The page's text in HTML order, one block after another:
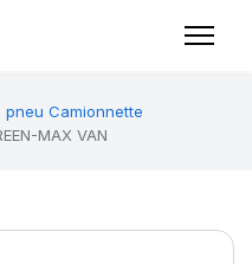
pneu Camionnette
MAX VAN